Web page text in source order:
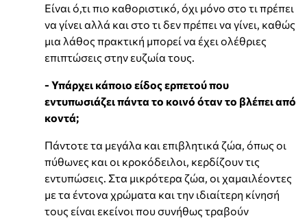
Είναι ό,τι πιο καθοριστικό, όχι μόνο στο τι πρέπει
να γίνει αλλά και στο τι δεν πρέπει να γίνει, καθώς
μια λάθος πρακτική μπορεί να έχει ολέθριες
επιπτώσεις στην ευζωία τους.
- Υπάρχει κάποιο είδος ερπετού που
εντυπωσιάζει πάντα το κοινό όταν το βλέπει από
κοντά;
Πάντοτε τα μεγάλα και επιβλητικά ζώα, όπως οι
πύθωνες και οι κροκόδειλοι, κερδίζουν τις
εντυπώσεις. Στα μικρότερα ζώα, οι χαμαιλέοντες
με τα έντονα χρώματα και την ιδιαίτερη κίνησή
τους είναι εκείνοι που συνήθως τραβούν